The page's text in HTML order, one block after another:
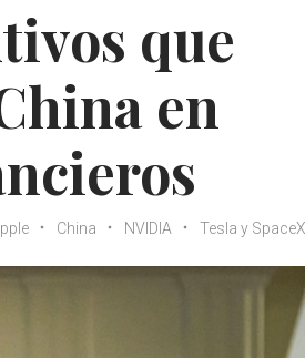
que
en
China NVIDIA Tesla y SpaceX